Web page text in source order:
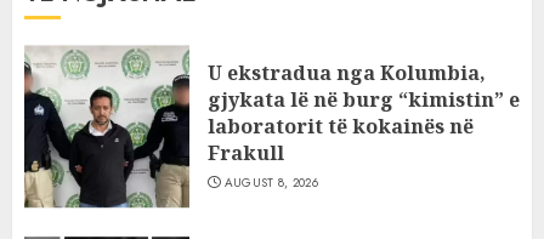
U ekstradua nga Kolumbia,
gjykata lë në burg “kimistin” e
laboratorit të kokainës në
Frakull
AUGUST 8, 2026